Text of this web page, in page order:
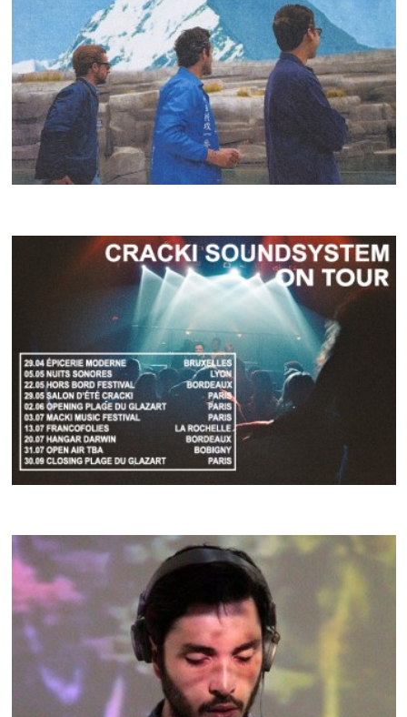
LUCIEN AND TKO
CRACKI MIX
CRACKI SOUNDSYSTEM
CRACKI MIX #36